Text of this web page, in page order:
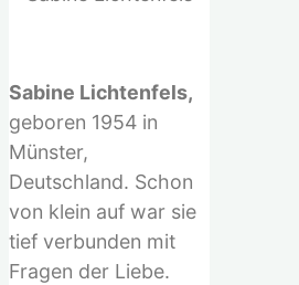
Sabine Lichtenfels,
geboren 1954 in
Münster,
Deutschland. Schon
von klein auf war sie
tief verbunden mit
Fragen der Liebe.